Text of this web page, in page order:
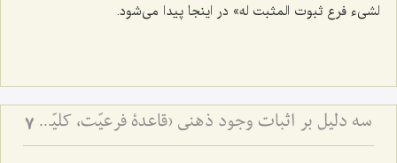
لشیء فرع ثبوت المثبت له» در اینجا پیدا می‌شود.
سه دلیل بر اثبات وجود ذهنی (قاعدۀ فرعیّت، کلیّت و صرف‌الحقیقة) - ردّ نظریّۀ اضافۀ متکلّمین با توسّل به ادلّۀ سه‌گانه 7